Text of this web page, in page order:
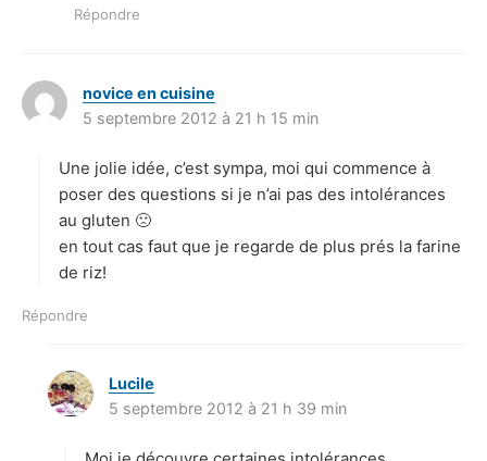
Répondre
novice en cuisine
i
5 septembre 2012 à 21 h 15 min
Une jolie idée, c’est sympa, moi qui commence à
poser des questions si je n’ai pas des intolérances
au gluten 🙁
en tout cas faut que je regarde de plus prés la farine
de riz!
Répondre
Lucile
i
5 septembre 2012 à 21 h 39 min